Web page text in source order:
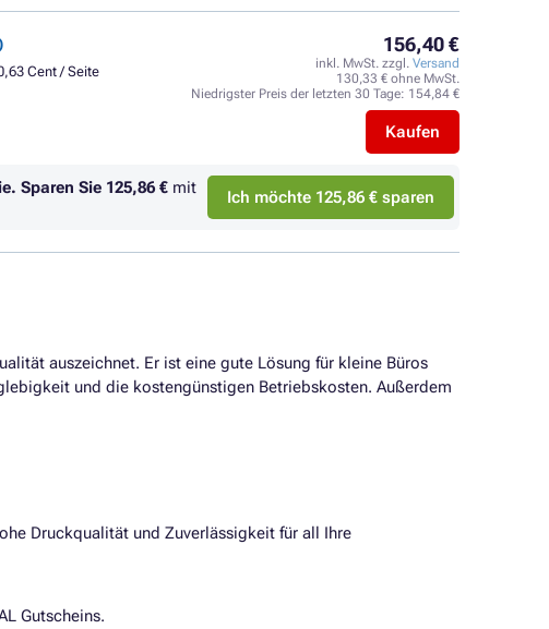
Cent / Seite
156,40 €
inkl. MwSt. zzgl. Versand
130,33 € ohne MwSt.
Niedrigster Preis der letzten 30 Tage: 154,84 €
Kaufen
Sparen Sie 125,86 € mit
Ich möchte 125,86 € sparen
auszeichnet. Er ist eine gute Lösung für kleine Büros
und die kostengünstigen Betriebskosten. Außerdem
Druckqualität und Zuverlässigkeit für all Ihre
Gutscheins.